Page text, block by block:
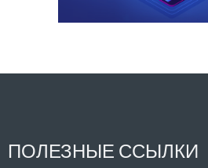
ПОЛЕЗНЫЕ ССЫЛКИ